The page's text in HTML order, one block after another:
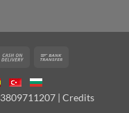
Cash
Delivery
| Credits